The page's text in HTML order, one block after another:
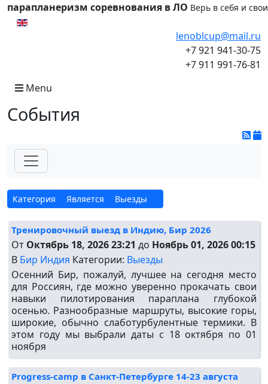
парапланеризм соревнования в ЛО Верь в себя и
Выберите язык
lenoblcup@mail.ru
+7 921 941-30-75
+7 911 991-76-81
Menu
События
Категория Является Выезды
Тренировочный выезд в Индию, Бир 2026
От Октябрь 18, 2026 23:21 до Ноябрь 01, 2026 00:15
В Бир Индия Категории: Выезды
Осенний Бир, пожалуй, лучшее на сегодня место
для Россиян, где можно уверенно прокачать свои
навыки пилотирования параплана глубокой
осенью. Разнообразные маршруты, высокие горы,
широкие, обычно слаботурбулентные термики. В
этом году мы выбрали даты с 18 октября по 01
ноября
Progress-camp в Санкт-Петербурге 14-23 августа